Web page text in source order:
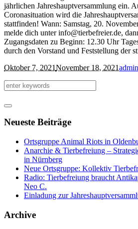
jährlichen Jahreshauptversammlung ein.
Coronasituation wird die
stattfinden! Wann: Samstag, 20.
melde dich unter info@tierbefreier.de,
Zugangsdaten zu Beginn: 12.30 Uhr
durch den Vorstand und Feststellung der
Oktober 7, 2021November 18, 2021admin
Neueste Beiträge
Ortsgruppe Animal Riots in
Anarchie & Tierbefreiung –
in Nürnberg
Neue Ortsgruppe: Kollektiv
Radio: Tierbefreiung braucht
Neo C.
Einladung zur
Archive